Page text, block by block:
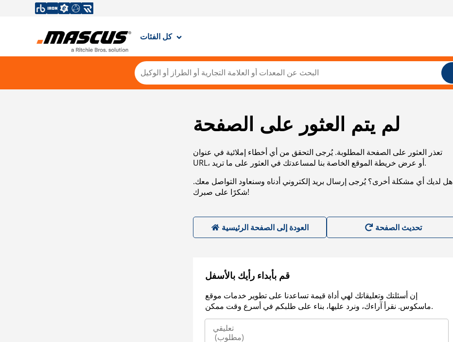
كل الفئات
لم يتم العثور على الصفحة
تعذر العثور على الصفحة المطلوبة. يُرجى التحقق من أي أخطاء إملائية في عنوان
URL، أو عرض خريطة الموقع الخاصة بنا لمساعدتك في العثور على ما تريد.
هل لديك أي مشكلة أخرى؟ يُرجى إرسال بريد إلكتروني أدناه وسنعاود التواصل معك.
شكرًا على صبرك!
العودة إلى الصفحة الرئيسية
قم بأبداء رأيك بالأسفل
إن أسئلتك وتعليقاتك لهي أداة قيمة تساعدنا على تطوير خدمات موقع
ماسكوس. نقرأ آراءك، ونرد عليها، بناء على طلبكم في أسرع وقت ممكن.